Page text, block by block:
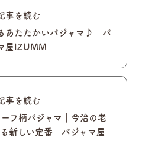
事を読む
あたたかいパジャマ♪｜パ
屋IZUMM
事を読む
フ柄パジャマ｜今治の老
新しい定番｜パジャマ屋